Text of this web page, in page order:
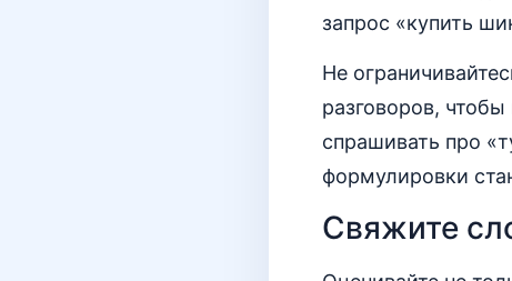
запрос «купить
Не
разговоров,
спрашивать про
формулировки
Свяжите